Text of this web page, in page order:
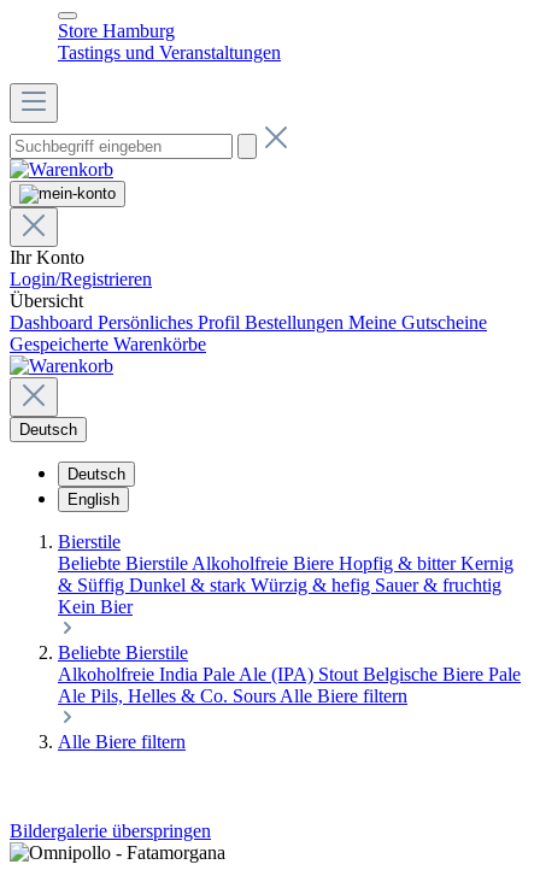
Store Hamburg
Tastings und Veranstaltungen
Ihr Konto
Login/Registrieren
Übersicht
Dashboard Persönliches Profil Bestellungen Meine Gutscheine
Gespeicherte Warenkörbe
Deutsch
Deutsch
English
Bierstile
Beliebte Bierstile Alkoholfreie Biere Hopfig & bitterKernig
& Süffig Dunkel & stark Würzig & hefig Sauer & fruchtig
Kein Bier
Beliebte Bierstile
Alkoholfreie India Pale Ale (IPA) Stout Belgische Biere Pale
Ale Pils, Helles & Co. Sours Alle Biere filtern
Alle Biere filtern
Bildergalerie überspringen